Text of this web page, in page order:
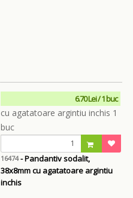
6.70 Lei / 1 buc
16474- Pandantiv sodalit,
38x8mm cu agatatoare argintiu
inchis